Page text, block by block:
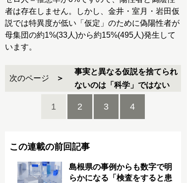
者は存在しません。しかし、金井・室月・岩田仮
説では特異度が低い「仮定」のために偽陽性者が
母集団の約1%(33人)から約15%(495人)発生して
います。
次のページ
事実と異なる仮説を捨てられ
ないのは「科学」ではない
1 2 3 4
この連載の前回記事
島根県の事例からも数字で明
らかになる「検査をすると患